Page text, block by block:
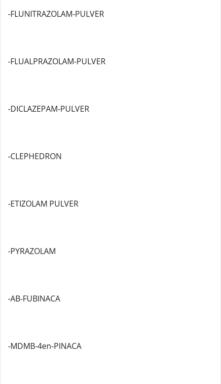
-FLUNITRAZOLAM-PULVER
-FLUALPRAZOLAM-PULVER
-DICLAZEPAM-PULVER
-CLEPHEDRON
-ETIZOLAM PULVER
-PYRAZOLAM
-AB-FUBINACA
-MDMB-4en-PINACA